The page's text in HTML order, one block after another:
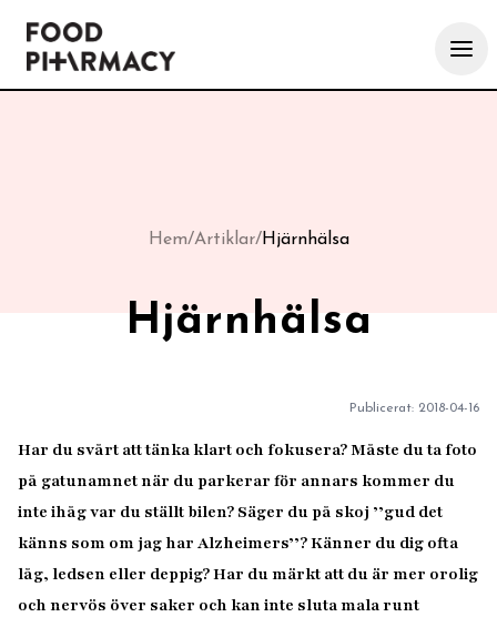
Hem/Artiklar/Hjärnhälsa
Hjärnhälsa
Publicerat: 2018-04-16
Har du svårt att tänka klart och fokusera? Måste du ta foto
på gatunamnet när du parkerar för annars kommer du
inte ihåg var du ställt bilen? Säger du på skoj ’’gud det
känns som om jag har Alzheimers’’? Känner du dig ofta
låg, ledsen eller deppig? Har du märkt att du är mer orolig
och nervös över saker och kan inte sluta mala runt